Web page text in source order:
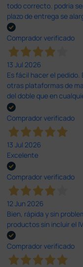
todo correcto. podria
plazo de entrega se
Comprador verificado
13 Jul 2026
Es fácil hacer el
otras plataformas de
del doble que en
Comprador verificado
13 Jul 2026
Excelente
Comprador verificado
12 Jun 2026
Bien, rápida y sin
productos sin incluir el
Comprador verificado